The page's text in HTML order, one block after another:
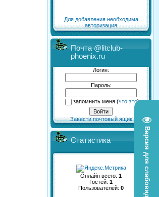
Версия для слабовидящих
Для добавления необходима
авторизация
Почта @litclub-
phoenix.ru
Логин:
Пароль:
запомнить меня(что это)
Завести почтовый ящик
Статистика
Онлайн всего: 1
Гостей: 1
Пользователей: 0